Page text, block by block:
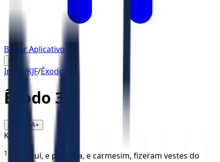
Baixar Aplicativo
☰
Início /KJF/Êxodo
Êxodo 39
A- A+
KJF
1
E do azul, e púrpura, e carmesim, fizeram vestes do